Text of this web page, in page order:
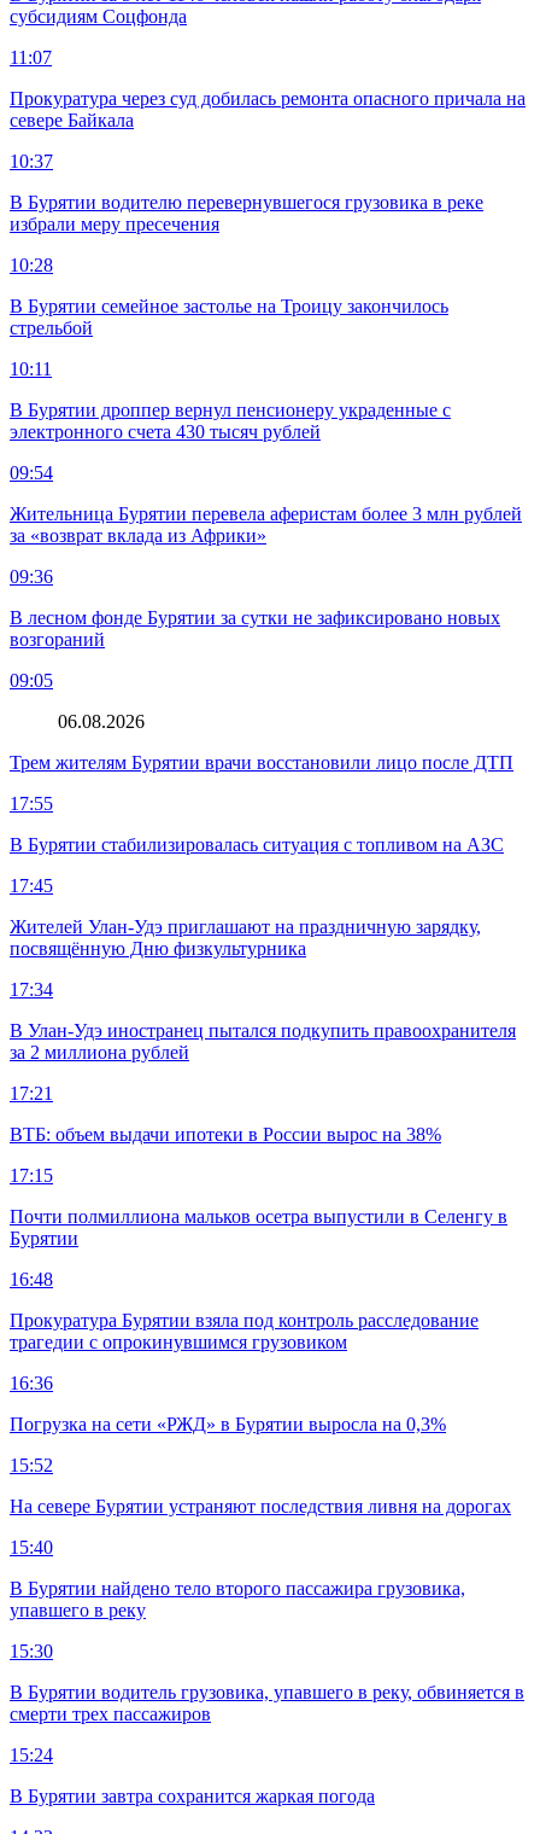
субсидиям Соцфонда
11:07
Прокуратура через суд добилась ремонта опасного причала на
севере Байкала
10:37
В Бурятии водителю перевернувшегося грузовика в реке
избрали меру пресечения
10:28
В Бурятии семейное застолье на Троицу закончилось
стрельбой
10:11
В Бурятии дроппер вернул пенсионеру украденные с
электронного счета 430 тысяч рублей
09:54
Жительница Бурятии перевела аферистам более 3 млн рублей
за «возврат вклада из Африки»
09:36
В лесном фонде Бурятии за сутки не зафиксировано новых
возгораний
09:05
06.08.2026
Трем жителям Бурятии врачи восстановили лицо после ДТП
17:55
В Бурятии стабилизировалась ситуация с топливом на АЗС
17:45
Жителей Улан-Удэ приглашают на праздничную зарядку,
посвящённую Дню физкультурника
17:34
В Улан-Удэ иностранец пытался подкупить правоохранителя
за 2 миллиона рублей
17:21
ВТБ: объем выдачи ипотеки в России вырос на 38%
17:15
Почти полмиллиона мальков осетра выпустили в Селенгу в
Бурятии
16:48
Прокуратура Бурятии взяла под контроль расследование
трагедии с опрокинувшимся грузовиком
16:36
Погрузка на сети «РЖД» в Бурятии выросла на 0,3%
15:52
На севере Бурятии устраняют последствия ливня на дорогах
15:40
В Бурятии найдено тело второго пассажира грузовика,
упавшего в реку
15:30
В Бурятии водитель грузовика, упавшего в реку, обвиняется в
смерти трех пассажиров
15:24
В Бурятии завтра сохранится жаркая погода